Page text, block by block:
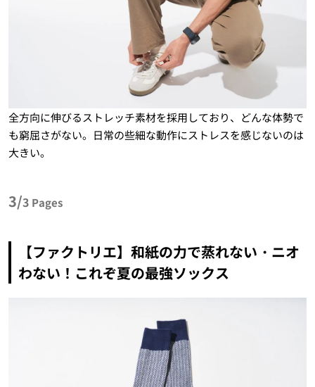
全方向に伸びるストレッチ素材を採用しており、どんな体勢で
も窮屈さがない。日常の些細な動作にストレスを感じないのは
大きい。
3/3 Pages
【ファクトリエ】和紙の力で蒸れない・ニオ
わない！これぞ夏の最強ソックス